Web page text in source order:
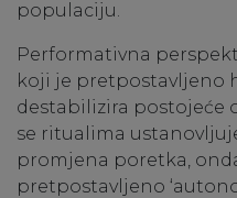
populaciju.
Performativna
koji je pretpostavljeno
destabilizira postojeće
se ritualima
promjena poretka,
pretpostavljeno